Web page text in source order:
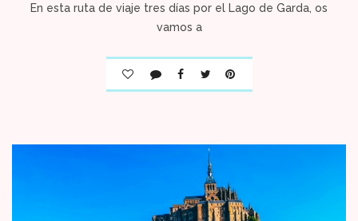
En esta ruta de viaje tres días por el Lago de Garda, os
vamos a